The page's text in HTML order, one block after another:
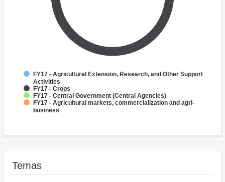
FY17 - Agricultural Extension, Research, and Other Support
Activities
FY17 - Crops
FY17 - Central Government (Central Agencies)
FY17 - Agricultural markets, commercialization and agri-
business
Temas